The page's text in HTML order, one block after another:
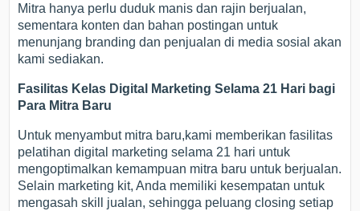
Mitra hanya perlu duduk manis dan rajin berjualan,
sementara konten dan bahan postingan untuk
menunjang branding dan penjualan di media sosial akan
kami sediakan.
Fasilitas Kelas Digital Marketing Selama 21 Hari bagi
Para Mitra Baru
Untuk menyambut mitra baru,kami memberikan fasilitas
pelatihan digital marketing selama 21 hari untuk
mengoptimalkan kemampuan mitra baru untuk berjualan.
Selain marketing kit, Anda memiliki kesempatan untuk
mengasah skill jualan, sehingga peluang closing setiap